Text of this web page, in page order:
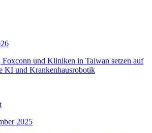
und Kliniken in Taiwan setzen auf
KI und Krankenhausrobotik
2025